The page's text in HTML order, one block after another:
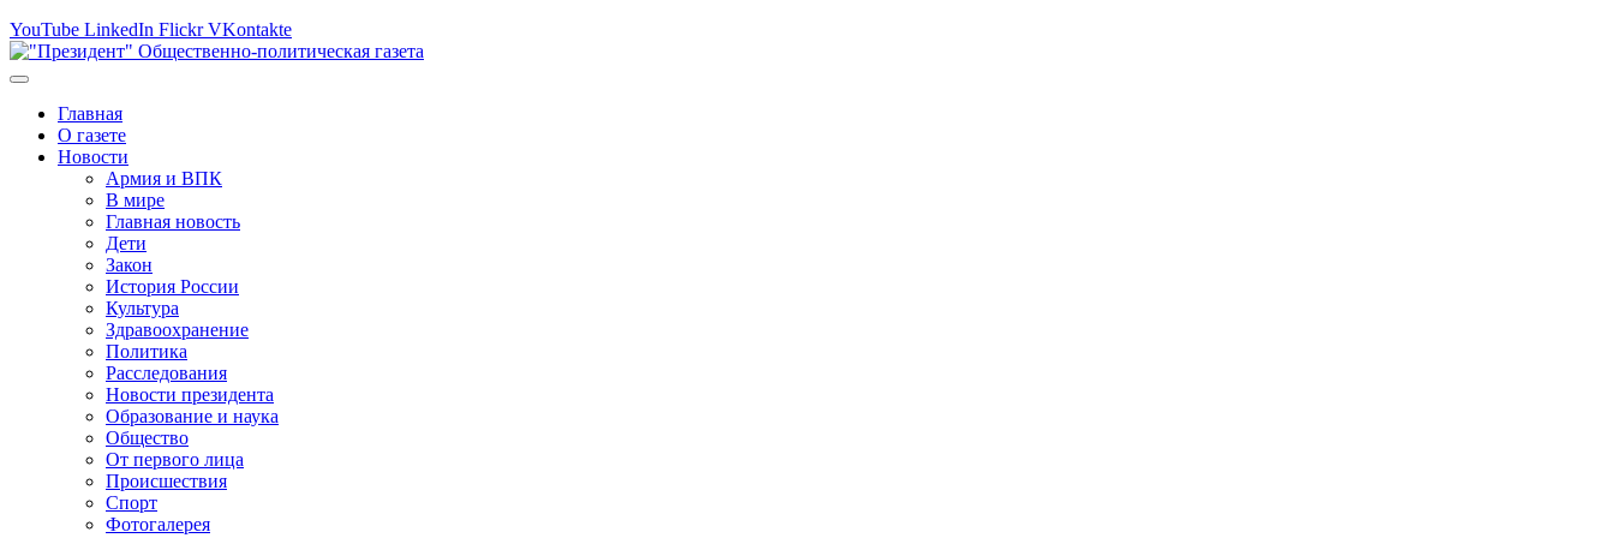
YouTube LinkedIn Flickr VKontakte
Главная
О газете
Новости
Армия и ВПК
В мире
Главная новость
Дети
Закон
История России
Культура
Здравоохранение
Политика
Расследования
Новости президента
Образование и наука
Общество
От первого лица
Происшествия
Спорт
Фотогалерея